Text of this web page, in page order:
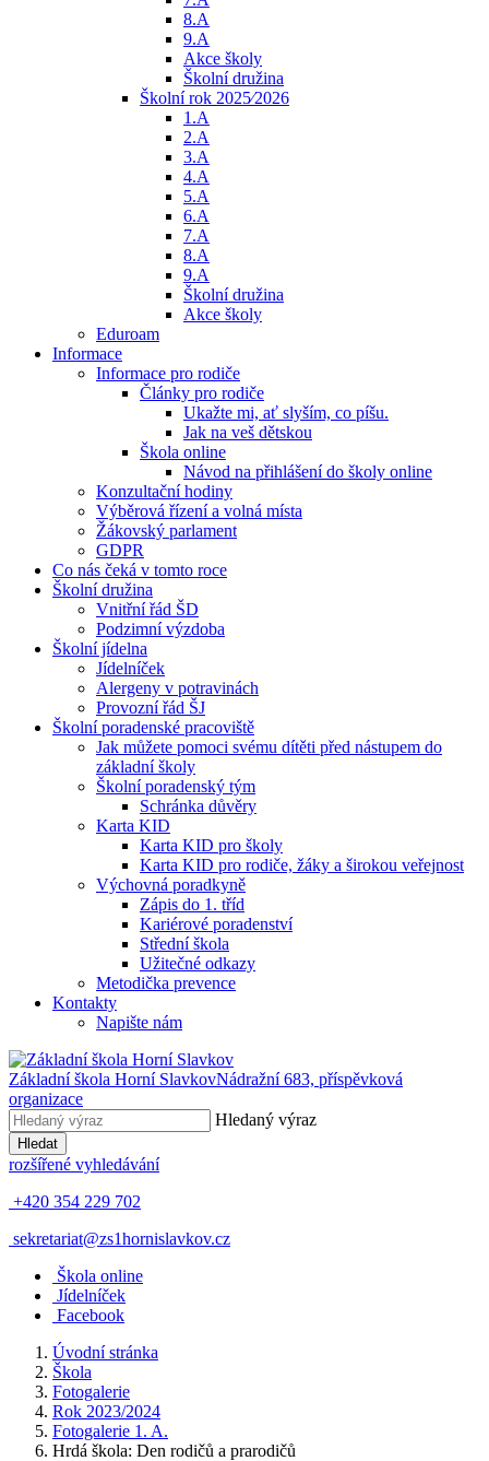
8.A
9.A
Akce školy
Školní družina
Školní rok 2025⁄2026
1.A
2.A
3.A
4.A
5.A
6.A
7.A
8.A
9.A
Školní družina
Akce školy
Eduroam
Informace
Informace pro rodiče
Články pro rodiče
Ukažte mi, ať slyším, co píšu.
Jak na veš dětskou
Škola online
Návod na přihlášení do školy online
Konzultační hodiny
Výběrová řízení a volná místa
Žákovský parlament
GDPR
Co nás čeká v tomto roce
Školní družina
Vnitřní řád ŠD
Podzimní výzdoba
Školní jídelna
Jídelníček
Alergeny v potravinách
Provozní řád ŠJ
Školní poradenské pracoviště
Jak můžete pomoci svému dítěti před nástupem do
základní školy
Školní poradenský tým
Schránka důvěry
Karta KID
Karta KID pro školy
Karta KID pro rodiče, žáky a širokou veřejnost
Výchovná poradkyně
Zápis do 1. tříd
Kariérové poradenství
Střední škola
Užitečné odkazy
Metodička prevence
Kontakty
Napište nám
Základní škola Horní SlavkovNádražní 683, příspěvková
organizace
Hledaný výraz
Hledat
rozšířené vyhledávání
+420 354 229 702
sekretariat@zs1hornislavkov.cz
Škola online
Jídelníček
Facebook
Úvodní stránka
Škola
Fotogalerie
Rok 2023/2024
Fotogalerie 1. A.
Hrdá škola: Den rodičů a prarodičů